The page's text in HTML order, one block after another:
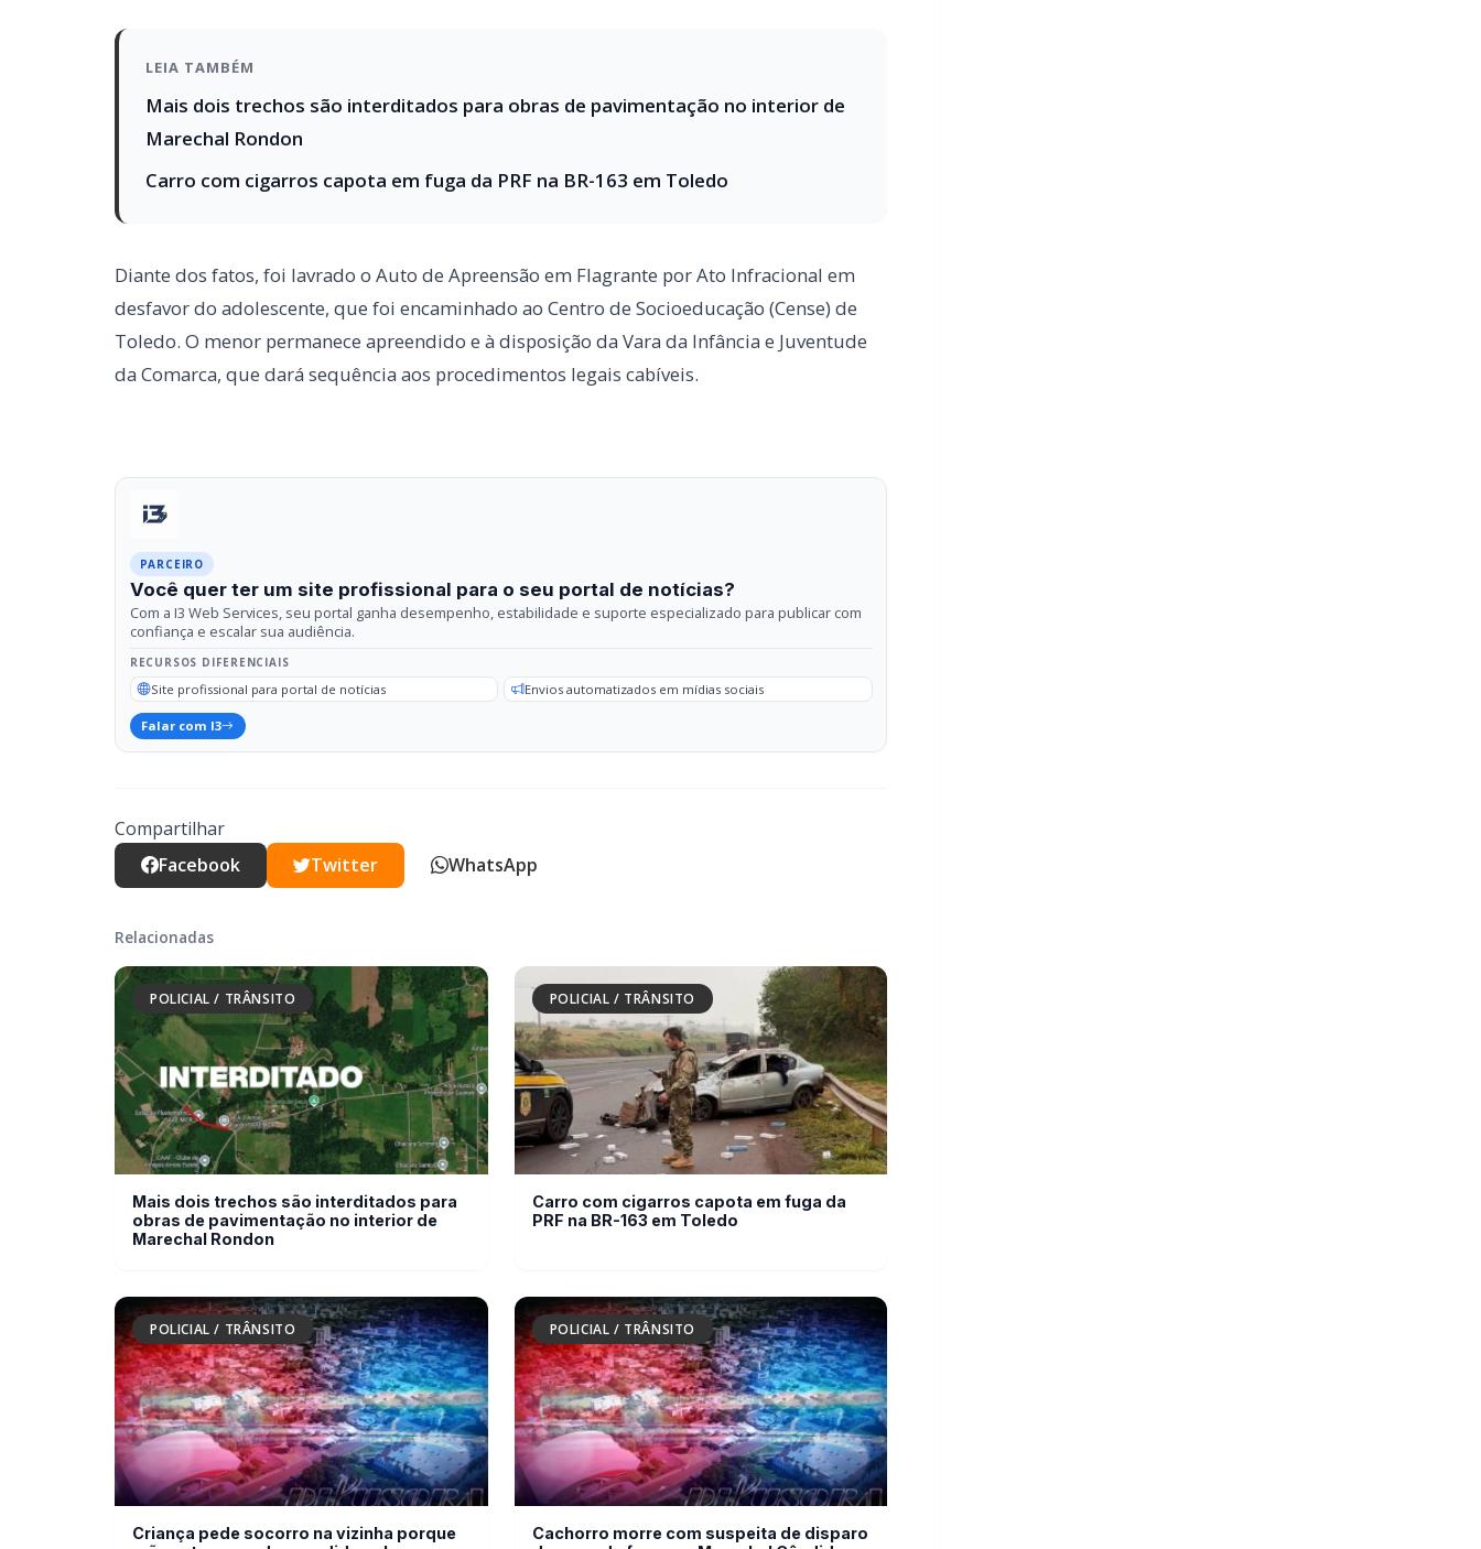
Diante dos fatos, foi lavrado o Auto de Apreensão em Flagrante por Ato Infracional em
desfavor do adolescente, que foi encaminhado ao Centro de Socioeducação (Cense) de
Toledo. O menor permanece apreendido e à disposição da Vara da Infância e Juventude
da Comarca, que dará sequência aos procedimentos legais cabíveis.
confiança e escalar sua audiência.
RECURSOS DIFERENCIAIS
Falar com I3
Compartilhar
Facebook
POLICIAL / TRÂNSITO
Mais dois trechos são interditados para
obras de pavimentação no interior de
Marechal Rondon
Carro com cigarros capota em fuga da
PRF na BR-163 em Toledo
POLICIAL / TRÂNSITO
Criança pede socorro na vizinha porque
mãe estava sendo agredida pelo
padrasto
POLICIAL / TRÂNSITO
Cachorro morre com suspeita de disparo
de arma de fogo em Marechal Cândido
Rondon